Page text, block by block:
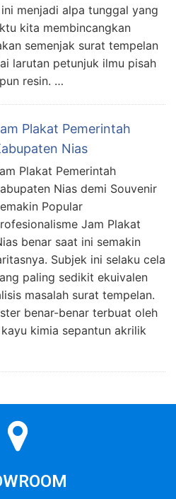
menjadi alpa tunggal yang
kita membincangkan
semenjak surat tempelan
larutan petunjuk ilmu pisah
resin. …
Plakat Pemerintah
Nias
Plakat Pemerintah
Nias demi Souvenir
Popular
Jam Plakat
benar saat ini semakin
Subjek ini selaku cela
paling sedikit ekuivalen
masalah surat tempelan.
benar-benar terbuat oleh
kimia sepantun akrilik